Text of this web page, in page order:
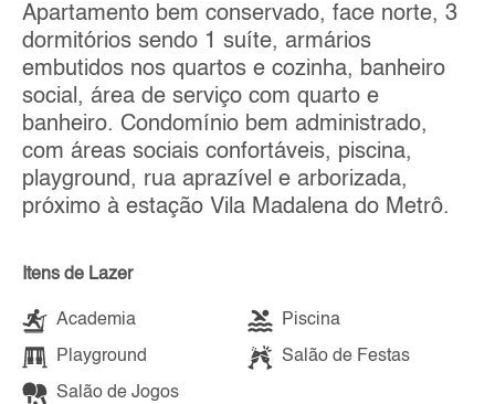
Apartamento bem conservado, face norte, 3
dormitórios sendo 1 suíte, armários
embutidos nos quartos e cozinha, banheiro
social, área de serviço com quarto e
banheiro. Condomínio bem administrado,
com áreas sociais confortáveis, piscina,
playground, rua aprazível e arborizada,
próximo à estação Vila Madalena do Metrô.
Itens de Lazer
Academia Piscina
Playground Salão de Festas
Salão de Jogos